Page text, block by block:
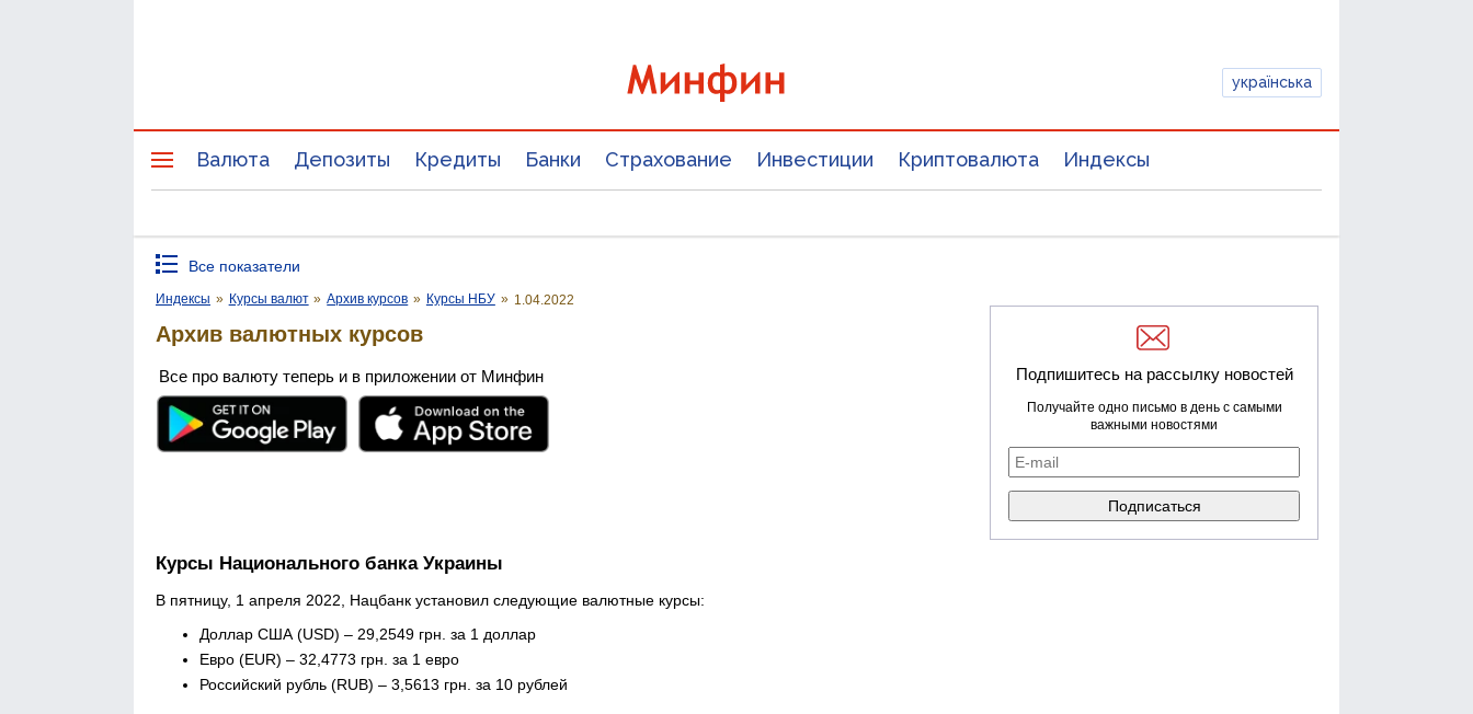
українська
Валюта Депозиты Кредиты Банки Страхование Инвестиции Криптовалюта Индексы
Все показатели
Индексы » Курсы валют » Архив курсов » Курсы НБУ » 1.04.2022
Архив валютных курсов
Все про валюту теперь и в приложении от Минфин
Курсы Национального банка Украины
В пятницу, 1 апреля 2022, Нацбанк установил следующие валютные курсы:
Доллар США (USD) – 29,2549 грн. за 1 доллар
Евро (EUR) – 32,4773 грн. за 1 евро
Российский рубль (RUB) – 3,5613 грн. за 10 рублей
Подпишитесь на рассылку новостей
Получайте одно письмо в день с самыми
важными новостями